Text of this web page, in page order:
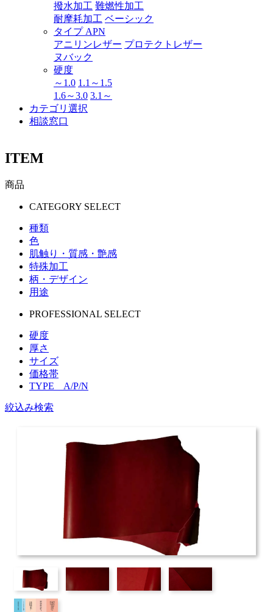
撥水加工 難燃性加工
耐摩耗加工 ベーシック
タイプ APN
アニリンレザー プロテクトレザー
ヌバック
硬度
～1.0 1.1～1.5
1.6～3.0 3.1～
カテゴリ選択
相談窓口
ITEM
商品
CATEGORY SELECT
種類
色
肌触り・質感・艶感
特殊加工
柄・デザイン
用途
PROFESSIONAL SELECT
硬度
厚さ
サイズ
価格帯
TYPE A/P/N
絞込み検索